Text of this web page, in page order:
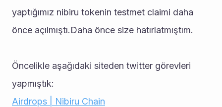
yaptığımız nibiru tokenin testmet claimi daha
önce açılmıştı.Daha önce size hatırlatmıştım.
Öncelikle aşağıdaki siteden twitter görevleri
yapmıştık:
Airdrops | Nibiru Chain